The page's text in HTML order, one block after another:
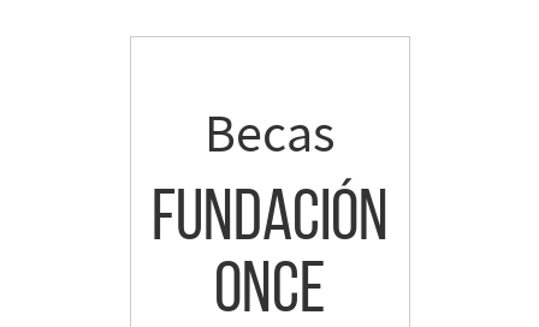
Becas
Fundación
ONCE